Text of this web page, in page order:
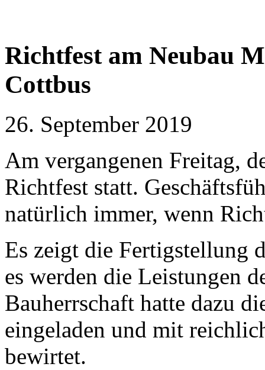
Richtfest am Neubau
Cottbus
26. September 2019
Am vergangenen Freitag,
Richtfest statt.
natürlich immer, wenn
Es zeigt die Fertigstellung
es werden die Leistungen
Bauherrschaft hatte dazu
eingeladen und mit
bewirtet.